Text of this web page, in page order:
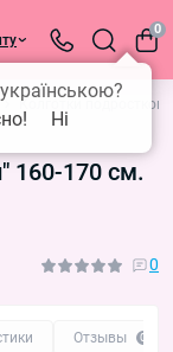
0
Колготки
160-170 см.
0
Отзывы 0
Ні